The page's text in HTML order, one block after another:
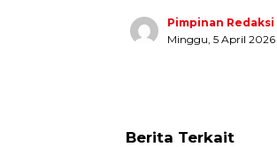
Pimpinan Redaksi
Minggu, 5 April 2026
Berita Terkait